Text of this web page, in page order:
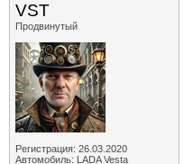
VST
Продвинутый
Регистрация: 26.03.2020
Автомобиль: LADA Vesta